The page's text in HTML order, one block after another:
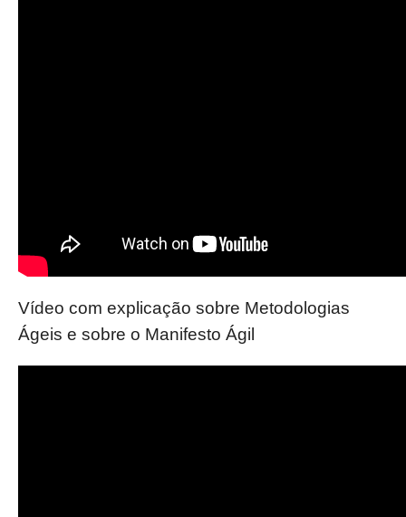
Vídeo com explicação sobre Metodologias
Ágeis e sobre o Manifesto Ágil